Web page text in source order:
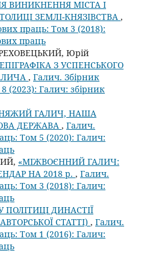
ВИНИКНЕННЯ МІСТА І
ЗЕМЛІ-КНЯЗІВСТВА ,
праць: Том 3 (2018):
праць
Юрій
З УСПЕНСЬКОГО
, Галич. Збірник
(2023): Галич: збірник
ГАЛИЧ, НАША
ДЕРЖАВА , Галич.
Том 5 (2020): Галич:
«МІЖВОЄННИЙ ГАЛИЧ:
НА 2018 р. , Галич.
Том 3 (2018): Галич:
ПОЛІТИЦІ ДИНАСТІЇ
СТАТТІ) , Галич.
Том 1 (2016): Галич: